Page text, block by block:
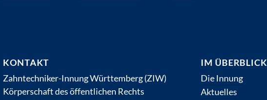
KONTAKT
Zahntechniker-Innung Württemberg (ZIW)
Körperschaft des öffentlichen Rechts
IM ÜBERBLICK
Die Innung
Aktuelles